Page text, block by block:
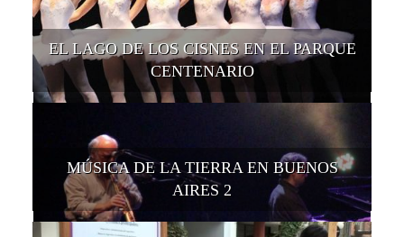
EL LAGO DE LOS CISNES EN EL PARQUE
CENTENARIO
MÚSICA DE LA TIERRA EN BUENOS
AIRES 2